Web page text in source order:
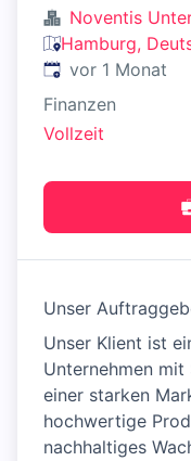
Noventis
Hamburg,
Veröffentlicht:
vor 1 Monat
Finanzen
Vollzeit
Unser
Unser Klient ist
Unternehmen
einer starken
hochwertige
nachhaltiges